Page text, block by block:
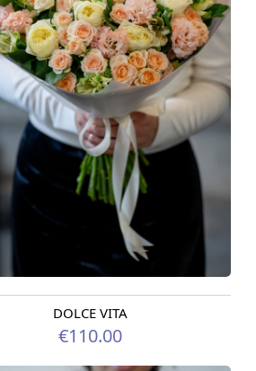
šodienDOLCE VITA
€110.00